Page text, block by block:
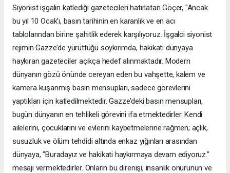
Siyonist işgalin katlediği gazetecileri hatırlatan Göçer, "Ancak
bu yıl 10 Ocak’ı, basın tarihinin en karanlık ve en acı
tablolarından birine şahitlik ederek karşılıyoruz. İşgalci siyonist
rejimin Gazze’de yürüttüğü soykırımda, hakikati dünyaya
haykıran gazeteciler açıkça hedef alınmaktadır. Modern
dünyanın gözü önünde cereyan eden bu vahşette, kalem ve
kamera kuşanmış basın mensupları, sadece görevlerini
yaptıkları için katledilmektedir. Gazze’deki basın mensupları,
bugün dünyanın en tehlikeli görevini ifa etmektedirler. Kendi
ailelerini, çocuklarını ve evlerini kaybetmelerine rağmen; açlık,
susuzluk ve ölüm tehdidi altında enkaz yığınları arasından
dünyaya, "Buradayız ve hakikati haykırmaya devam ediyoruz."
mesajı vermektedirler. Onların bu direnişi, insanlık onurunun ve